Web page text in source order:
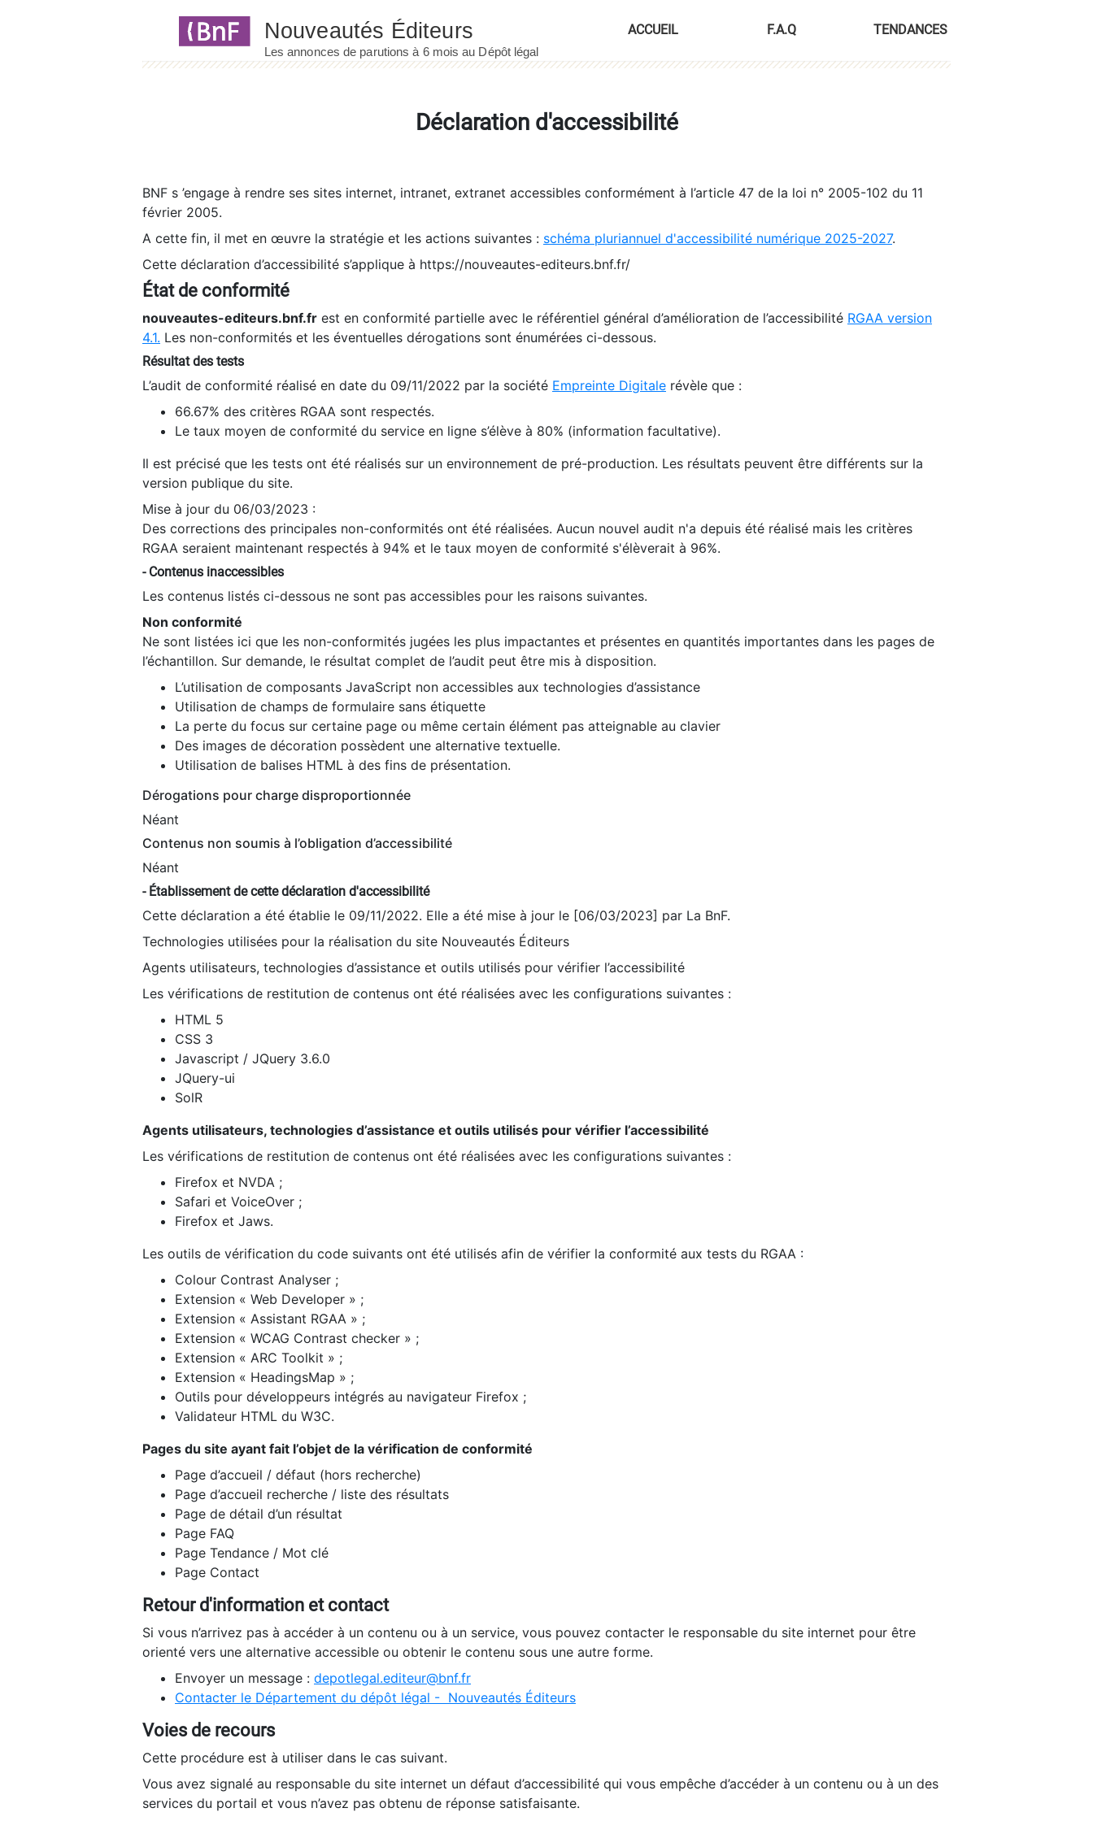
ACCUEIL F.A.Q TENDANCES
Déclaration d'accessibilité
BNF s ’engage à rendre ses sites internet, intranet, extranet accessibles conformément à l’article 47 de la loi n° 2005-102 du 11
février 2005.
A cette fin, il met en œuvre la stratégie et les actions suivantes : schéma pluriannuel d'accessibilité numérique 2025-2027.
Cette déclaration d’accessibilité s’applique à https://nouveautes-editeurs.bnf.fr/
État de conformité
nouveautes-editeurs.bnf.fr est en conformité partielle avec le référentiel général d’amélioration de l’accessibilité RGAA version
4.1. Les non-conformités et les éventuelles dérogations sont énumérées ci-dessous.
Résultat des tests
L’audit de conformité réalisé en date du 09/11/2022 par la société Empreinte Digitale révèle que :
66.67% des critères RGAA sont respectés.
Le taux moyen de conformité du service en ligne s’élève à 80% (information facultative).
Il est précisé que les tests ont été réalisés sur un environnement de pré-production. Les résultats peuvent être différents sur la
version publique du site.
Mise à jour du 06/03/2023 :
Des corrections des principales non-conformités ont été réalisées. Aucun nouvel audit n'a depuis été réalisé mais les critères
RGAA seraient maintenant respectés à 94% et le taux moyen de conformité s'élèverait à 96%.
- Contenus inaccessibles
Les contenus listés ci-dessous ne sont pas accessibles pour les raisons suivantes.
Non conformité
Ne sont listées ici que les non-conformités jugées les plus impactantes et présentes en quantités importantes dans les pages de
l’échantillon. Sur demande, le résultat complet de l’audit peut être mis à disposition.
L’utilisation de composants JavaScript non accessibles aux technologies d’assistance
Utilisation de champs de formulaire sans étiquette
La perte du focus sur certaine page ou même certain élément pas atteignable au clavier
Des images de décoration possèdent une alternative textuelle.
Utilisation de balises HTML à des fins de présentation.
Dérogations pour charge disproportionnée
Néant
Contenus non soumis à l’obligation d’accessibilité
Néant
- Établissement de cette déclaration d'accessibilité
Cette déclaration a été établie le 09/11/2022. Elle a été mise à jour le [06/03/2023] par La BnF.
Technologies utilisées pour la réalisation du site Nouveautés Éditeurs
Agents utilisateurs, technologies d’assistance et outils utilisés pour vérifier l’accessibilité
Les vérifications de restitution de contenus ont été réalisées avec les configurations suivantes :
HTML 5
CSS 3
Javascript / JQuery 3.6.0
JQuery-ui
SolR
Agents utilisateurs, technologies d’assistance et outils utilisés pour vérifier l’accessibilité
Les vérifications de restitution de contenus ont été réalisées avec les configurations suivantes :
Firefox et NVDA ;
Safari et VoiceOver ;
Firefox et Jaws.
Les outils de vérification du code suivants ont été utilisés afin de vérifier la conformité aux tests du RGAA :
Colour Contrast Analyser ;
Extension « Web Developer » ;
Extension « Assistant RGAA » ;
Extension « WCAG Contrast checker » ;
Extension « ARC Toolkit » ;
Extension « HeadingsMap » ;
Outils pour développeurs intégrés au navigateur Firefox ;
Validateur HTML du W3C.
Pages du site ayant fait l’objet de la vérification de conformité
Page d’accueil / défaut (hors recherche)
Page d’accueil recherche / liste des résultats
Page de détail d’un résultat
Page FAQ
Page Tendance / Mot clé
Page Contact
Retour d'information et contact
Si vous n’arrivez pas à accéder à un contenu ou à un service, vous pouvez contacter le responsable du site internet pour être
orienté vers une alternative accessible ou obtenir le contenu sous une autre forme.
Envoyer un message : depotlegal.editeur@bnf.fr
Contacter le Département du dépôt légal - Nouveautés Éditeurs
Voies de recours
Cette procédure est à utiliser dans le cas suivant.
Vous avez signalé au responsable du site internet un défaut d’accessibilité qui vous empêche d’accéder à un contenu ou à un des
services du portail et vous n’avez pas obtenu de réponse satisfaisante.